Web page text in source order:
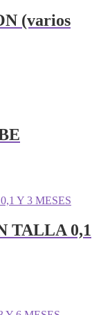
(varios
TALLA 0,1